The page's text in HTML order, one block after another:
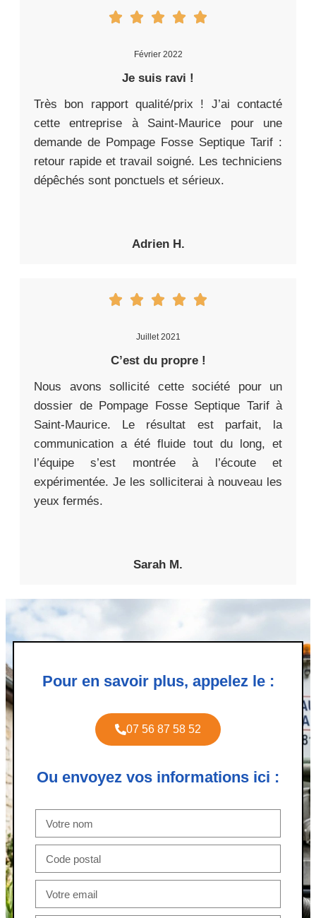
Février 2022
Je suis ravi !
Très bon rapport qualité/prix ! J’ai contacté
cette entreprise à Saint-Maurice pour une
demande de Pompage Fosse Septique Tarif :
retour rapide et travail soigné. Les techniciens
dépêchés sont ponctuels et sérieux.
Adrien H.
Juillet 2021
C’est du propre !
Nous avons sollicité cette société pour un
dossier de Pompage Fosse Septique Tarif à
Saint-Maurice. Le résultat est parfait, la
communication a été fluide tout du long, et
l’équipe s’est montrée à l’écoute et
expérimentée. Je les solliciterai à nouveau les
yeux fermés.
Sarah M.
Pour en savoir plus, appelez le :
07 56 87 58 52
Ou envoyez vos informations ici :